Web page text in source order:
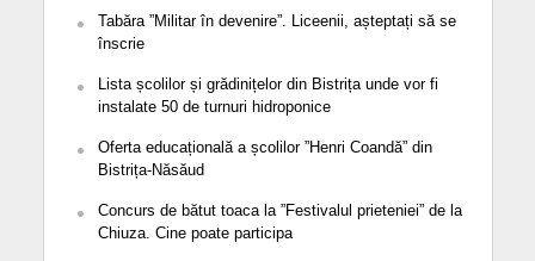
Tabăra ”Militar în devenire”. Liceenii, așteptați să se
înscrie
Lista școlilor și grădinițelor din Bistrița unde vor fi
instalate 50 de turnuri hidroponice
Oferta educațională a școlilor ”Henri Coandă” din
Bistrița-Năsăud
Concurs de bătut toaca la ”Festivalul prieteniei” de la
Chiuza. Cine poate participa